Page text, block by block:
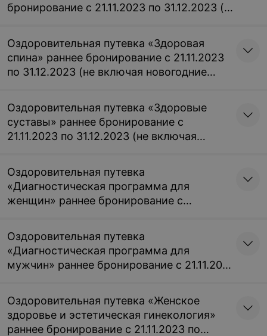
бронирование с 21.11.2023 по 31.12.2023 (не
Оздоровительная путевка «Здоровая
спина» раннее бронирование с 21.11.2023
по 31.12.2023 (не включая новогодние
Оздоровительная путевка «Здоровые
суставы» раннее бронирование с
21.11.2023 по 31.12.2023 (не включая
Оздоровительная путевка
«Диагностическая программа для
женщин» раннее бронирование с
новогодние заезды)
Оздоровительная путевка
«Диагностическая программа для
мужчин» раннее бронирование с 21.11.2023
заезды)
Оздоровительная путевка «Женское
здоровье и эстетическая гинекология»
раннее бронирование с 21.11.2023 по